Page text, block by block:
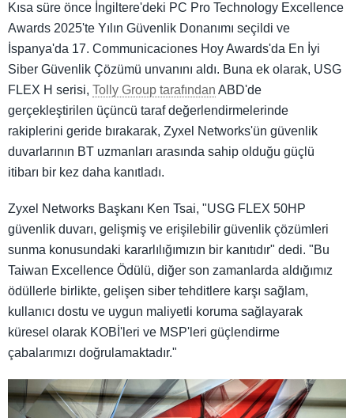
Kısa süre önce İngiltere'deki PC Pro Technology Excellence
Awards 2025'te Yılın Güvenlik Donanımı seçildi ve
İspanya'da 17. Communicaciones Hoy Awards'da En İyi
Siber Güvenlik Çözümü unvanını aldı. Buna ek olarak, USG
FLEX H serisi, Tolly Group tarafından ABD'de
gerçekleştirilen üçüncü taraf değerlendirmelerinde
rakiplerini geride bırakarak, Zyxel Networks'ün güvenlik
duvarlarının BT uzmanları arasında sahip olduğu güçlü
itibarı bir kez daha kanıtladı.
Zyxel Networks Başkanı Ken Tsai, "USG FLEX 50HP
güvenlik duvarı, gelişmiş ve erişilebilir güvenlik çözümleri
sunma konusundaki kararlılığımızın bir kanıtıdır" dedi. "Bu
Taiwan Excellence Ödülü, diğer son zamanlarda aldığımız
ödüllerle birlikte, gelişen siber tehditlere karşı sağlam,
kullanıcı dostu ve uygun maliyetli koruma sağlayarak
küresel olarak KOBİ'leri ve MSP'leri güçlendirme
çabalarımızı doğrulamaktadır."